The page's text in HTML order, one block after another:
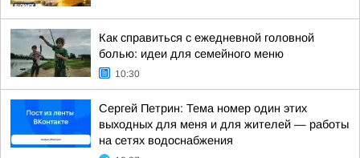
Как справиться с ежедневной головной
болью: идеи для семейного меню
10:30
Сергей Петрин: Тема номер один этих
выходных для меня и для жителей — работы
на сетях водоснабжения